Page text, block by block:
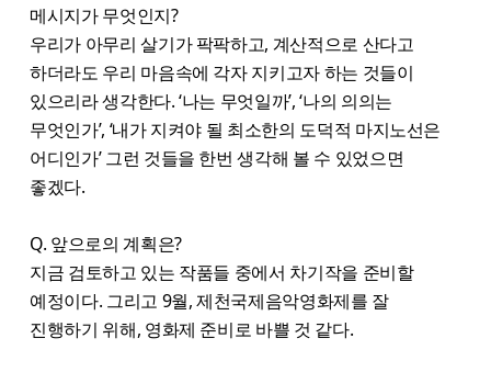
메시지가 무엇인지?
우리가 아무리 살기가 팍팍하고, 계산적으로 산다고
하더라도 우리 마음속에 각자 지키고자 하는 것들이
있으리라 생각한다. ‘나는 무엇일까’, ‘나의 의의는
무엇인가’, ‘내가 지켜야 될 최소한의 도덕적 마지노선은
어디인가’ 그런 것들을 한번 생각해 볼 수 있었으면
좋겠다.
Q. 앞으로의 계획은?
지금 검토하고 있는 작품들 중에서 차기작을 준비할
예정이다. 그리고 9월, 제천국제음악영화제를 잘
진행하기 위해, 영화제 준비로 바쁠 것 같다.